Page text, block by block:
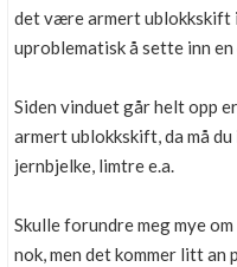
det være armert ublokkskift
uproblematisk å sette inn
Siden vinduet går helt opp
armert ublokkskift, da må
jernbjelke, limtre e.a.
Skulle forundre meg mye
nok, men det kommer litt an